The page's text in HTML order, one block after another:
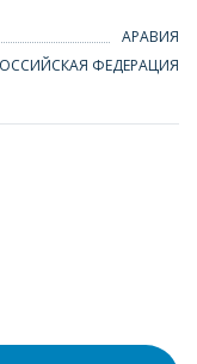
АРАВИЯ
ФЕДЕРАЦИЯ